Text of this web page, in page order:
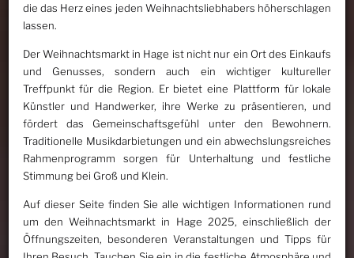
die das Herz eines jeden Weihnachtsliebhabers höherschlagen
lassen.
Der Weihnachtsmarkt in Hage ist nicht nur ein Ort des Einkaufs
und Genusses, sondern auch ein wichtiger kultureller
Treffpunkt für die Region. Er bietet eine Plattform für lokale
Künstler und Handwerker, ihre Werke zu präsentieren, und
fördert das Gemeinschaftsgefühl unter den Bewohnern.
Traditionelle Musikdarbietungen und ein abwechslungsreiches
Rahmenprogramm sorgen für Unterhaltung und festliche
Stimmung bei Groß und Klein.
Auf dieser Seite finden Sie alle wichtigen Informationen rund
um den Weihnachtsmarkt in Hage 2025, einschließlich der
Öffnungszeiten, besonderen Veranstaltungen und Tipps für